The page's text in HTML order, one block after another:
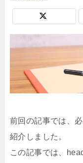
前回の記事では、
紹介しました。
この記事では、